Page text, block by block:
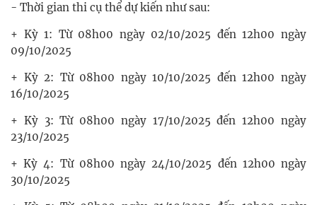
- Thời gian thi cụ thể dự kiến như sau:
+ Kỳ 1: Từ 08h00 ngày 02/10/2025 đến 12h00 ngày
09/10/2025
+ Kỳ 2: Từ 08h00 ngày 10/10/2025 đến 12h00 ngày
16/10/2025
+ Kỳ 3: Từ 08h00 ngày 17/10/2025 đến 12h00 ngày
23/10/2025
+ Kỳ 4: Từ 08h00 ngày 24/10/2025 đến 12h00 ngày
30/10/2025